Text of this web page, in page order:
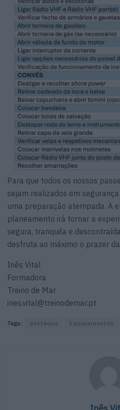
Para que todos os nossos
sejam realizados em
uma preparação atempada. A
planeamento irá tornar a
segura, tranquila e
desfruta ao máximo o prazer
Inês Vital
Formadora
Treino de Mar
ines.vital@treinodemar.pt
Tags: destaque Equipamentos